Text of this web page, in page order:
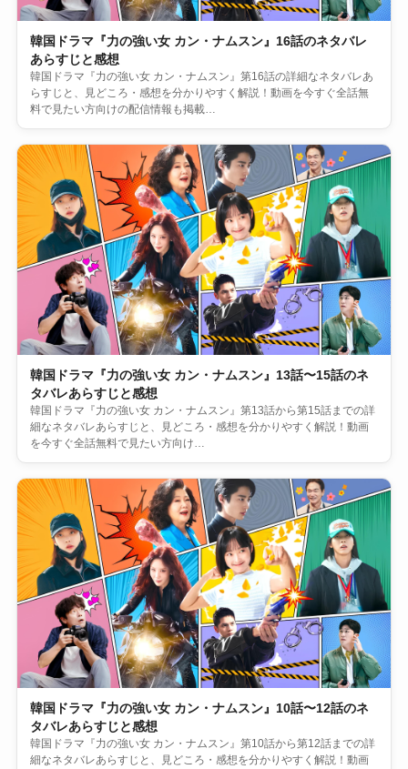
韓国ドラマ『力の強い女 カン・ナムスン』16話のネタバレ
あらすじと感想
韓国ドラマ『力の強い女 カン・ナムスン』第16話の詳細なネタバレあ
らすじと、見どころ・感想を分かりやすく解説！動画を今すぐ全話無
料で見たい方向けの配信情報も掲載…
韓国ドラマ『力の強い女 カン・ナムスン』13話〜15話のネ
タバレあらすじと感想
韓国ドラマ『力の強い女 カン・ナムスン』第13話から第15話までの詳
細なネタバレあらすじと、見どころ・感想を分かりやすく解説！動画
を今すぐ全話無料で見たい方向け…
韓国ドラマ『力の強い女 カン・ナムスン』10話〜12話のネ
タバレあらすじと感想
韓国ドラマ『力の強い女 カン・ナムスン』第10話から第12話までの詳
細なネタバレあらすじと、見どころ・感想を分かりやすく解説！動画